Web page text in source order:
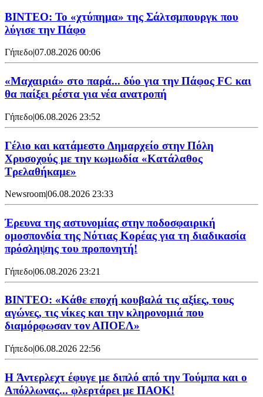
ΒΙΝΤΕΟ: Το «χτύπημα» της Σάλτσμπουργκ που
λύγισε την Πάφο
Γήπεδο|07.08.2026 00:06
«Μαχαιριά» στο παρά... δύο για την Πάφος FC και
θα παίξει ρέστα για νέα ανατροπή
Γήπεδο|06.08.2026 23:52
Γέλιο και κατάμεστο Δημαρχείο στην Πόλη
Χρυσοχούς με την κωμωδία «Κατάλαθος
Τρελαθήκαμε»
Newsroom|06.08.2026 23:33
Έρευνα της αστυνομίας στην ποδοσφαιρική
ομοσπονδία της Νότιας Κορέας για τη διαδικασία
πρόσληψης του προπονητή!
Γήπεδο|06.08.2026 23:21
ΒΙΝΤΕΟ: «Κάθε εποχή κουβαλά τις αξίες, τους
αγώνες, τις νίκες και την κληρονομιά που
διαμόρφωσαν τον ΑΠΟΕΛ»
Γήπεδο|06.08.2026 22:56
H Άντερλεχτ έφυγε με διπλό από την Τούμπα και ο
Απόλλωνας... φλερτάρει με ΠΑΟΚ!